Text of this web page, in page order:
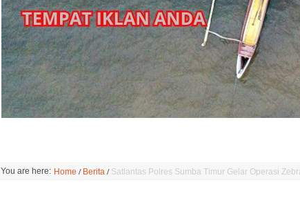
You are here: Home / Berita / Satlantas Polres Sumba Timur Gelar Operasi